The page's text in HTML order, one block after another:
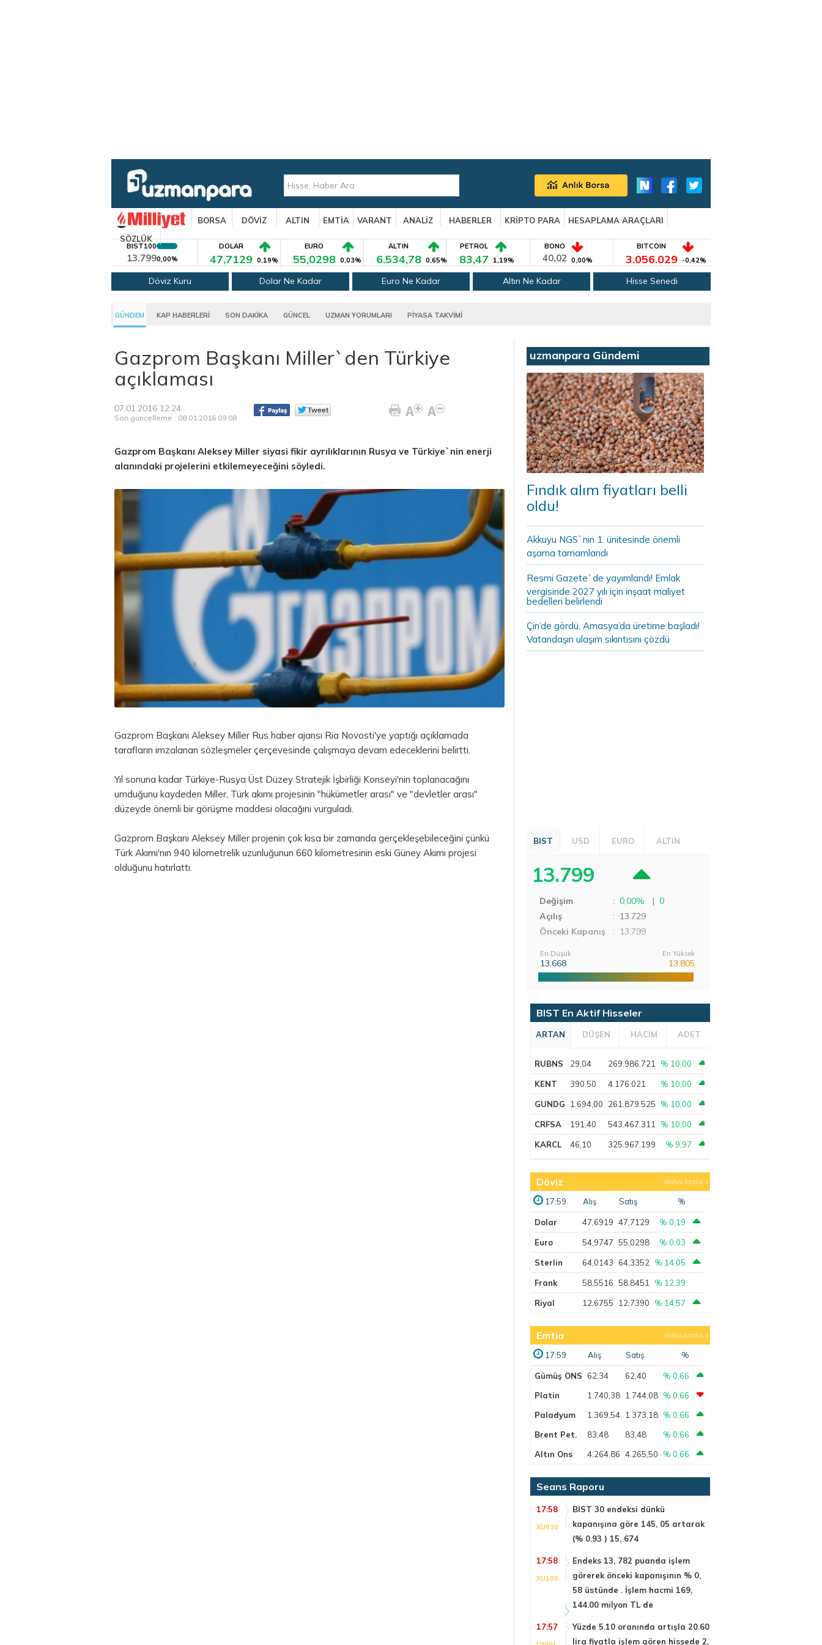
BORSA DÖVİZ ALTIN EMTİA VARANT ANALİZ HABERLER KRİPTO PARA
HESAPLAMA ARAÇLARI
SÖZLÜK
BIST100
13.7990,00%
DOLAR
47,7129 0,19%
EURO
55,0298 0,03%
ALTIN
6.534,78 0,65%
PETROL
83,47 1,19%
BONO
40,02 0,00%
BITCOIN
3.056.029 -0,42%
Döviz Kuru Dolar Ne Kadar Euro Ne Kadar Altın Ne Kadar Hisse Senedi
GÜNDEM KAP HABERLERİ SON DAKİKA GÜNCEL UZMAN YORUMLARI PİYASA TAKVİMİ
Gazprom Başkanı Miller`den Türkiye
açıklaması
07.01.2016 12:24
Son güncelleme : 08.01.2016 09:08
Gazprom Başkanı Aleksey Miller siyasi fikir ayrılıklarının Rusya ve Türkiye`nin enerji
alanındaki projelerini etkilemeyeceğini söyledi.
Gazprom Başkanı Aleksey Miller Rus haber ajansı Ria Novosti'ye yaptığı açıklamada
tarafların imzalanan sözleşmeler çerçevesinde çalışmaya devam edeceklerini belirtti.
Yıl sonuna kadar Türkiye-Rusya Üst Düzey Stratejik İşbirliği Konseyi'nin toplanacağını
umduğunu kaydeden Miller, Türk akımı projesinin "hükümetler arası" ve "devletler arası"
düzeyde önemli bir görüşme maddesi olacağını vurguladı.
Gazprom Başkanı Aleksey Miller projenin çok kısa bir zamanda gerçekleşebileceğini çünkü
Türk Akımı'nın 940 kilometrelik uzunluğunun 660 kilometresinin eski Güney Akımı projesi
olduğunu hatırlattı.
uzmanpara Gündemi
Fındık alım fiyatları belli
oldu!
Akkuyu NGS`nin 1. ünitesinde önemli
aşama tamamlandı
Resmi Gazete`de yayımlandı! Emlak
vergisinde 2027 yılı için inşaat maliyet
bedelleri belirlendi
Çin’de gördü, Amasya’da üretime başladı!
Vatandaşın ulaşım sıkıntısını çözdü
BIST USD EURO ALTIN
13.799
Değişim : 0,00% | 0
Açılış
: 13.729
Önceki Kapanış
: 13.799
En Düşük
13.668
En Yüksek
13.805
BIST En Aktif Hisseler
ARTAN DÜŞEN HACİM ADET
RUBNS 29,04 269.986.721 % 10,00
KENT 390,50 4.176.021 % 10,00
GUNDG 1.694,00 261.879.525 % 10,00
CRFSA 191,40 543.467.311 % 10,00
KARCL 46,10 325.967.199 % 9,97
Döviz daha fazla
17:59 Alış Satış %
Dolar 47,6919 47,7129 % 0,19
Euro 54,9747 55,0298 % 0,03
Sterlin 64,0143 64,3352 % 14,05
Frank 58,5516 58,8451 % 12,39
Riyal 12,6755 12,7390 % 14,57
Emtia daha fazla
17:59 Alış Satış %
Gümüş ONS 62,34 62,40
% 0,66
Platin
1.740,38 1.744,08 % 0,66
Paladyum
1.369,54 1.373,18 % 0,66
Brent Pet.
83,48 83,48
% 0,66
Altın Ons
4.264,86 4.265,50 % 0,66
Seans Raporu
17:58
XU030
BIST 30 endeksi dünkü
kapanışına göre 145, 05 artarak
(% 0.93 ) 15, 674
17:58
XU100
Endeks 13, 782 puanda işlem
görerek önceki kapanışının % 0,
58 üstünde . İşlem hacmi 169,
144.00 milyon TL de
17:57
Yüzde 5.10 oranında artışla 20.60
lira fiyatla işlem gören hissede 2,